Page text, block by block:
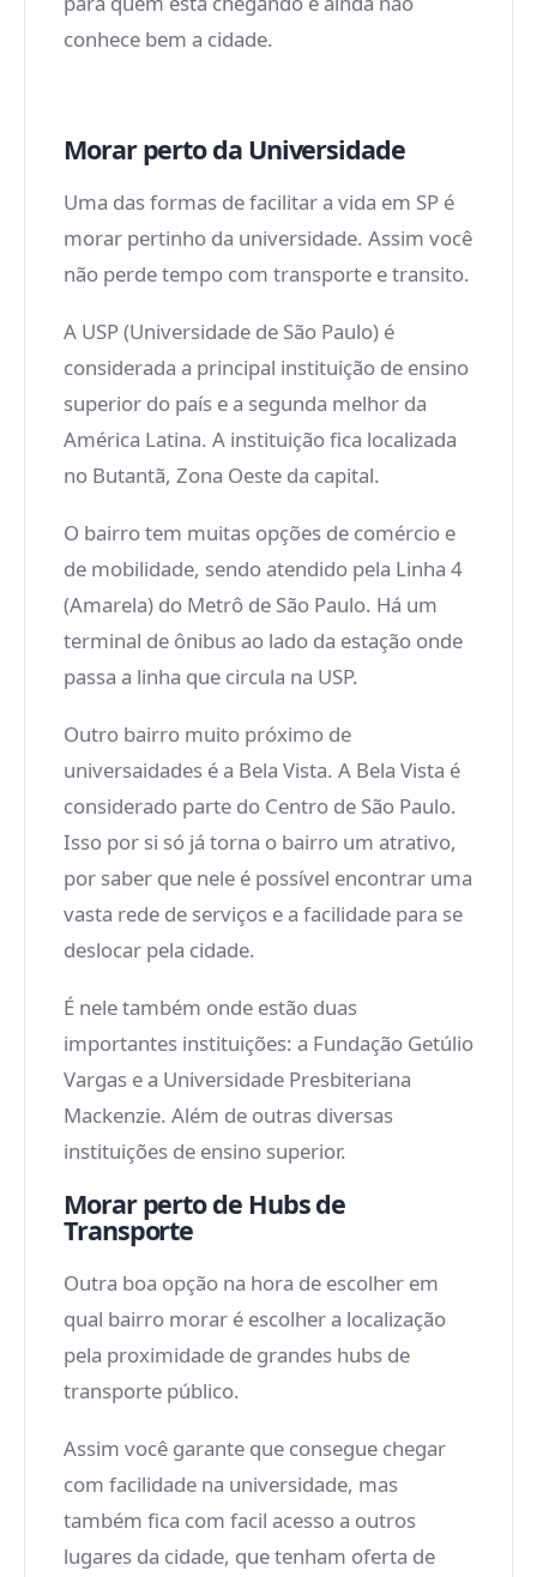
conhece bem a cidade.
Morar perto da Universidade
Uma das formas de facilitar a vida em SP é
morar pertinho da universidade. Assim você
não perde tempo com transporte e transito.
A USP (Universidade de São Paulo) é
considerada a principal instituição de ensino
superior do país e a segunda melhor da
América Latina. A instituição fica localizada
no Butantã, Zona Oeste da capital.
O bairro tem muitas opções de comércio e
de mobilidade, sendo atendido pela Linha 4
(Amarela) do Metrô de São Paulo. Há um
terminal de ônibus ao lado da estação onde
passa a linha que circula na USP.
Outro bairro muito próximo de
universaidades é a Bela Vista. A Bela Vista é
considerado parte do Centro de São Paulo.
Isso por si só já torna o bairro um atrativo,
por saber que nele é possível encontrar uma
vasta rede de serviços e a facilidade para se
deslocar pela cidade.
É nele também onde estão duas
importantes instituições: a Fundação Getúlio
Vargas e a Universidade Presbiteriana
Mackenzie. Além de outras diversas
instituições de ensino superior.
Morar perto de Hubs de
Transporte
Outra boa opção na hora de escolher em
qual bairro morar é escolher a localização
pela proximidade de grandes hubs de
transporte público.
Assim você garante que consegue chegar
com facilidade na universidade, mas
também fica com facil acesso a outros
lugares da cidade, que tenham oferta de